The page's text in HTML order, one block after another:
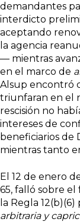
demandantes
interdicto
aceptando
la agencia
— mientras
en el marco de
Alsup encontró
triunfaran en el
rescisión no
intereses de
beneficiarios de
mientras tanto
El 12 de enero
65, falló sobre
la Regla
arbitraria y